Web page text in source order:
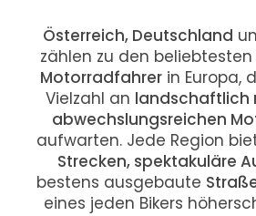
Österreich, Deutschland
zählen zu den beliebtesten
Motorradfahrerin Europa,
Vielzahl an landschaftlich
abwechslungsreichen
aufwarten. Jede Region
Strecken, spektakuläre
bestens ausgebaute
eines jeden Bikers